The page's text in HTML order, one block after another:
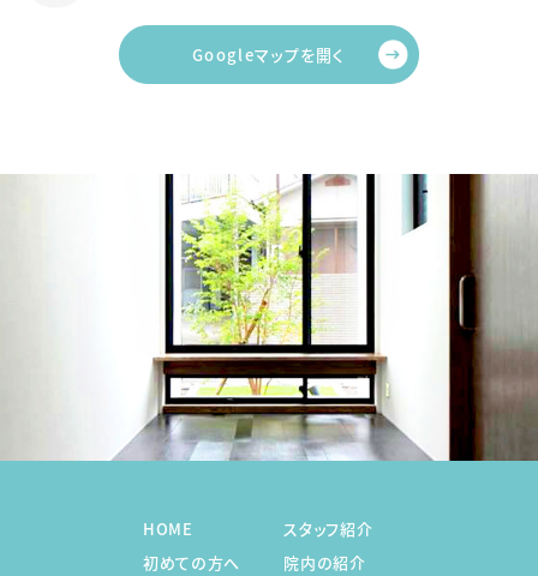
Googleマップを開く
HOME
初めての方へ
スタッフ紹介
院内の紹介